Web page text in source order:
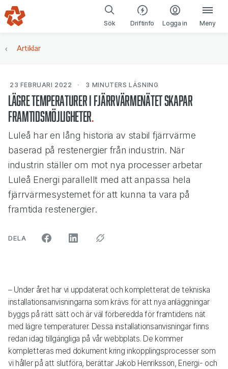
Gå till navigering
Gå till innehåll
Sök Driftinfo Logga in(öppnas i ny
Meny
Artiklar
23 FEBRUARI 2022 3 MINUTERS LÄSNING
Lägre temperaturer i fjärrvärmenätet skapar
framtidsmöjligheter
Luleå har en lång historia av stabil fjärrvärme
baserad på restenergier från industrin. När
industrin ställer om mot nya processer arbetar
Luleå Energi parallellt med att anpassa hela
fjärrvärmesystemet för att kunna ta vara på
framtida restenergier.
DELA ARTIKELN PÅ SOCIALA MEDIER"
– Under året har vi uppdaterat och kompletterat de tekniska
installationsanvisningarna som krävs för att nya anläggningar
byggs på rätt sätt och är väl förberedda för framtidens nät
med lägre temperaturer. Dessa installationsanvisningar finns
redan idag tillgängliga på vår webbplats. De kommer
kompletteras med dokument kring inkopplingsprocesser som
vi håller på att slutföra, berättar Jakob Henriksson, Energi- och